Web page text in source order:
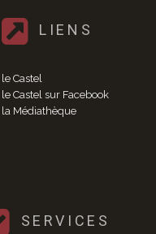
LIENS
le Castel
le Castel sur Facebook
la Médiathèque
SERVICES